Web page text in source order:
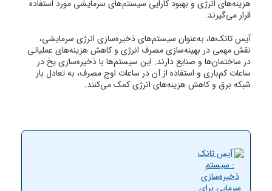
هزینه‌های انرژی و بهبود کارایی سیستم‌های سرمایشی مورد استفاده
قرار می‌گیرند.​
آیس تانک‌ها، به‌عنوان سیستم‌های ذخیره‌سازی انرژی سرمایشی،
نقش مهمی در بهینه‌سازی مصرف انرژی و کاهش هزینه‌های عملیاتی
در ساختمان‌ها و صنایع دارند. این سیستم‌ها با ذخیره‌سازی یخ در
ساعات کم‌باری و استفاده از آن در ساعات اوج مصرف، به تعادل بار
شبکه برق و کاهش هزینه‌های انرژی کمک می‌کنند.